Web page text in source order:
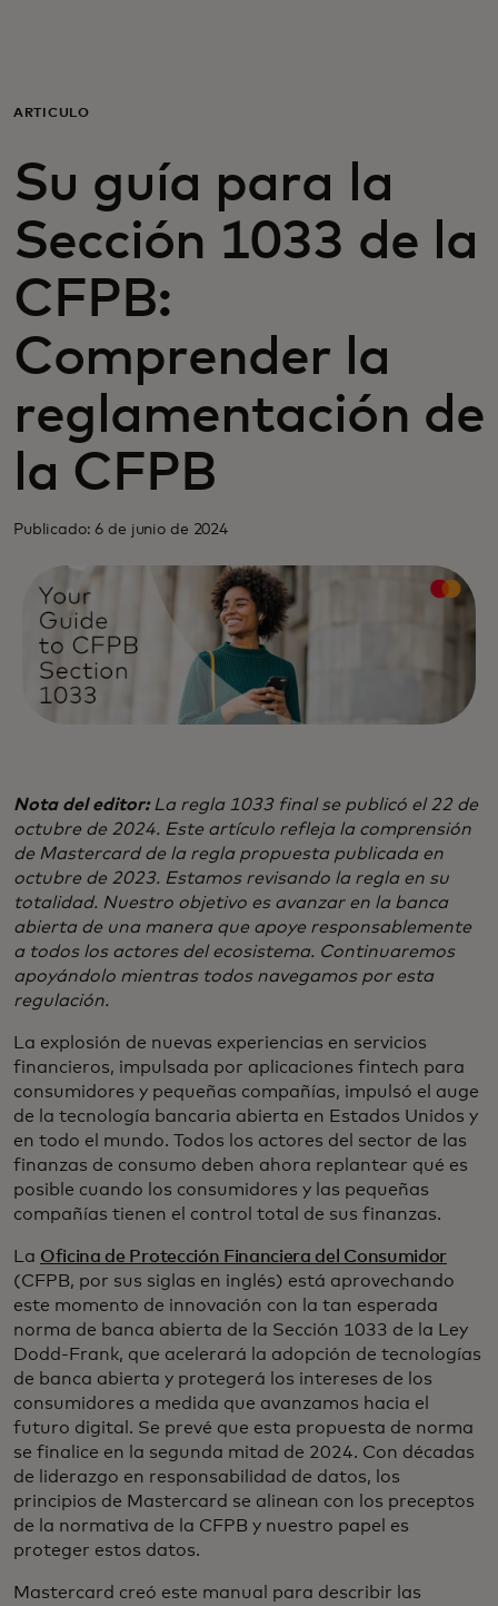
Para empresas
Para el mundo
Para innovadores
Noticias y tendencias
ARTÍCULO
Su guía para la
Sección 1033 de la
CFPB:
Comprender la
reglamentación de
la CFPB
Publicado: 6 de junio de 2024
Nota del editor:La regla 1033 final se publicó el 22 de
octubre de 2024. Este artículo refleja la comprensión
de Mastercard de la regla propuesta publicada en
octubre de 2023. Estamos revisando la regla en su
totalidad. Nuestro objetivo es avanzar en la banca
abierta de una manera que apoye responsablemente
a todos los actores del ecosistema. Continuaremos
apoyándolo mientras todos navegamos por esta
regulación.
La explosión de nuevas experiencias en servicios
financieros, impulsada por aplicaciones fintech para
consumidores y pequeñas compañías, impulsó el auge
de la tecnología bancaria abierta en Estados Unidos y
en todo el mundo. Todos los actores del sector de las
finanzas de consumo deben ahora replantear qué es
posible cuando los consumidores y las pequeñas
compañías tienen el control total de sus finanzas.
La Oficina de Protección Financiera del Consumidor
(CFPB, por sus siglas en inglés) está aprovechando
este momento de innovación con la tan esperada
norma de banca abierta de la Sección 1033 de la Ley
Dodd-Frank, que acelerará la adopción de tecnologías
de banca abierta y protegerá los intereses de los
consumidores a medida que avanzamos hacia el
futuro digital. Se prevé que esta propuesta de norma
se finalice en la segunda mitad de 2024. Con décadas
de liderazgo en responsabilidad de datos, los
principios de Mastercard se alinean con los preceptos
de la normativa de la CFPB y nuestro papel es
proteger estos datos.
Mastercard creó este manual para describir las